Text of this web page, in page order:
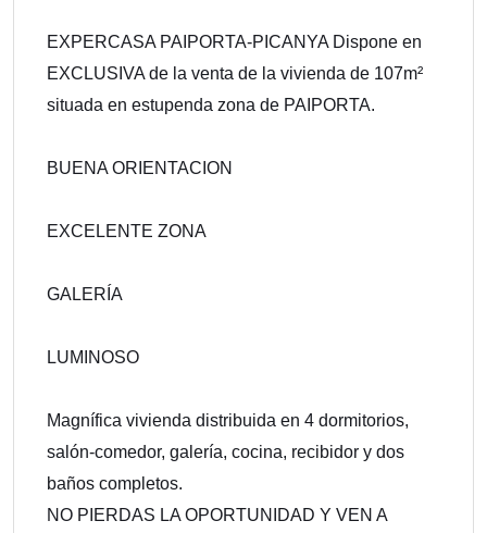
EXPERCASA PAIPORTA-PICANYA Dispone en
EXCLUSIVA de la venta de la vivienda de 107m²
situada en estupenda zona de PAIPORTA.
BUENA ORIENTACION
EXCELENTE ZONA
GALERÍA
LUMINOSO
Magnífica vivienda distribuida en 4 dormitorios,
salón-comedor, galería, cocina, recibidor y dos
baños completos.
NO PIERDAS LA OPORTUNIDAD Y VEN A